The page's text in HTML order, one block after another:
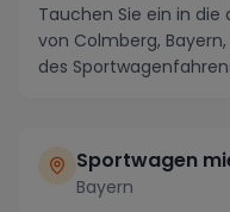
Tauchen Sie ein in
von Colmberg,
des
Sportwagen
Bayern